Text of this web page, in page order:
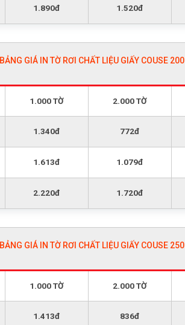
1.890đ 1.520đ
BẢNG GIÁ IN TỜ RƠI CHẤT LIỆU GIẤY COUSE 200
1.000 TỜ 2.000 TỜ
1.340đ 772đ
1.613đ 1.079đ
2.220đ 1.720đ
BẢNG GIÁ IN TỜ RƠI CHẤT LIỆU GIẤY COUSE 250
1.000 TỜ 2.000 TỜ
1.413đ 836đ